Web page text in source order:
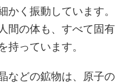
かく振動しています
間の体も、すべて固
持っています。
などの鉱物は、原子